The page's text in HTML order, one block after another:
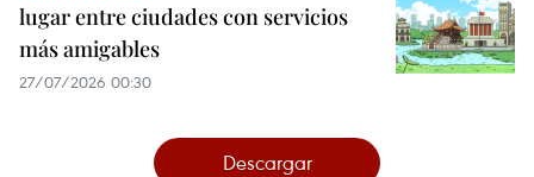
lugar entre ciudades con servicios
más amigables
27/07/2026 00:30
Descargar